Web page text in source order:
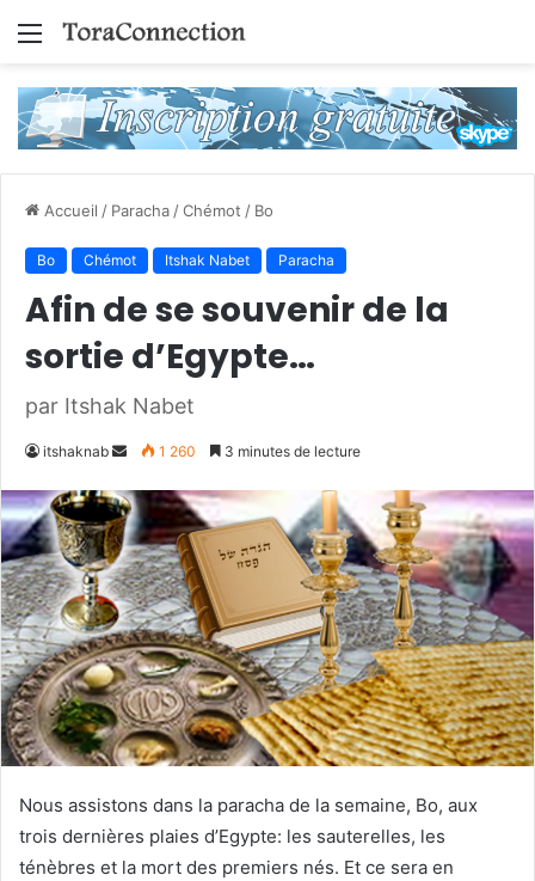
Menu
Accueil / Paracha /Chémot / Bo
Bo Chémot Itshak Nabet Paracha
Afin de se souvenir de la
sortie d’Egypte…
par Itshak Nabet
itshaknab
Envoyer
courriel
1 260 3 minutes de lecture
Nous assistons dans la paracha de la semaine, Bo, aux
trois dernières plaies d’Egypte: les sauterelles, les
ténèbres et la mort des premiers nés. Et ce sera en